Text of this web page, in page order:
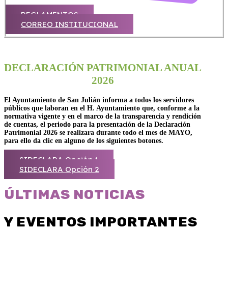
REGLAMENTOS
CORREO INSTITUCIONAL
DECLARACIÓN PATRIMONIAL ANUAL
2026
El Ayuntamiento de San Julián informa a todos los servidores
públicos que laboran en el H. Ayuntamiento que, conforme a la
normativa vigente y en el marco de la transparencia y rendición
de cuentas, el periodo para la presentación de la Declaración
Patrimonial 2026 se realizara durante todo el mes de MAYO,
para ello da clic en alguno de los siguientes botones.
SIDECLARA Opción 1
SIDECLARA Opción 2
ÚLTIMAS NOTICIAS
Y EVENTOS IMPORTANTES